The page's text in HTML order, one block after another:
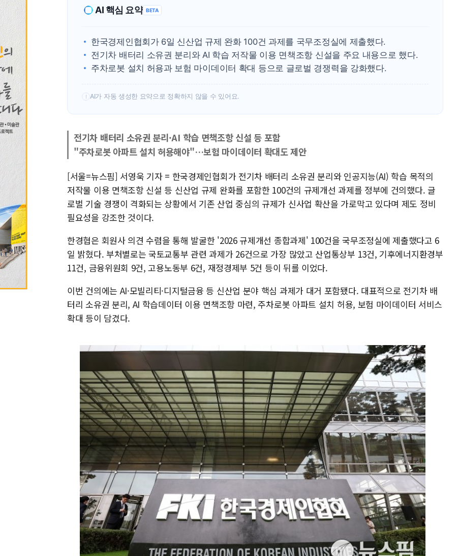
인도, 차량 간 통신시스
Sh수협은행, 상상인증권
무역선부터 요트까지...
서연컴퍼니, 시드 투자
AI 핵심 요약 BETA
한국경제인협회가 6일 신산업 규제 완화 100건 과제를 국무조정실에 제출했다.
전기차 배터리 소유권 분리와 AI 학습 저작물 이용 면책조항 신설을 주요 내용으로 했다.
주차로봇 설치 허용과 보험 마이데이터 확대 등으로 글로벌 경쟁력을 강화했다.
! AI가 자동 생성한 요약으로 정확하지 않을 수 있어요.
전기차 배터리 소유권 분리·AI 학습 면책조항 신설 등 포함
"주차로봇 아파트 설치 허용해야"…보험 마이데이터 확대도 제안
[서울=뉴스핌] 서영욱 기자 = 한국경제인협회가 전기차 배터리 소유권 분리와 인공지능(AI) 학습 목적의
저작물 이용 면책조항 신설 등 신산업 규제 완화를 포함한 100건의 규제개선 과제를 정부에 건의했다. 글
로벌 기술 경쟁이 격화되는 상황에서 기존 산업 중심의 규제가 신사업 확산을 가로막고 있다며 제도 정비
필요성을 강조한 것이다.
한경협은 회원사 의견 수렴을 통해 발굴한 '2026 규제개선 종합과제' 100건을 국무조정실에 제출했다고 6
일 밝혔다. 부처별로는 국토교통부 관련 과제가 26건으로 가장 많았고 산업통상부 13건, 기후에너지환경부
11건, 금융위원회 9건, 고용노동부 6건, 재정경제부 5건 등이 뒤를 이었다.
이번 건의에는 AI·모빌리티·디지털금융 등 신산업 분야 핵심 과제가 대거 포함됐다. 대표적으로 전기차 배
터리 소유권 분리, AI 학습데이터 이용 면책조항 마련, 주차로봇 아파트 설치 허용, 보험 마이데이터 서비스
확대 등이 담겼다.